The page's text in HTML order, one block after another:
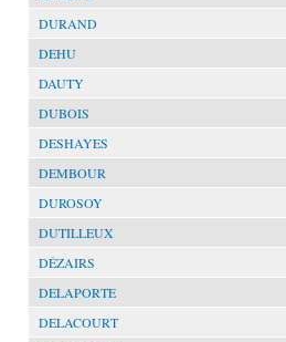
DURAND
DEHU
DAUTY
DUBOIS
DESHAYES
DEMBOUR
DUROSOY
DUTILLEUX
DÉZAIRS
DELAPORTE
DELACOURT